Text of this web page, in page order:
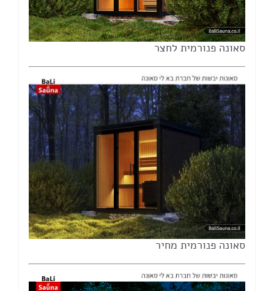
סאונה פנורמית לחצר
סאונה פנורמית מחיר